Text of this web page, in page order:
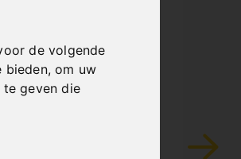
de volgende
bieden,om uw
geven die
400